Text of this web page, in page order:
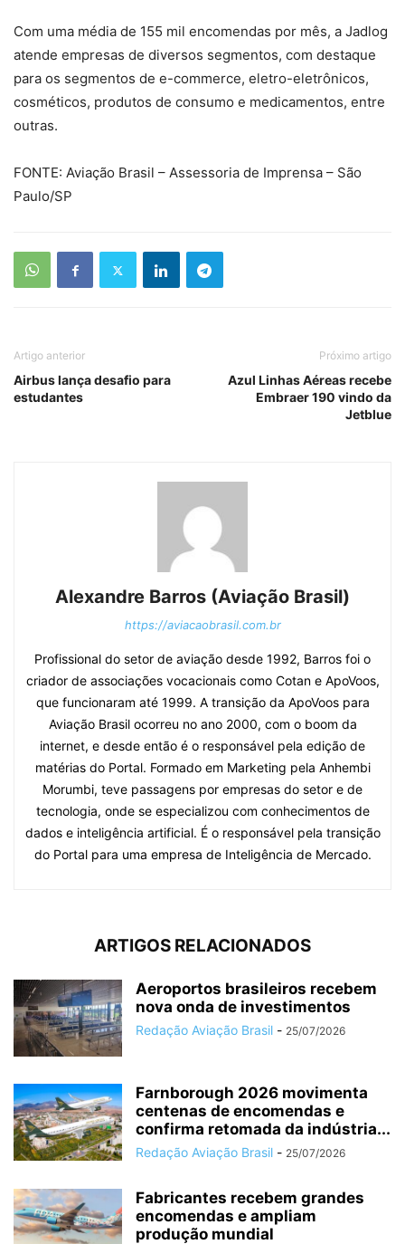
Com uma média de 155 mil encomendas por mês, a Jadlog
atende empresas de diversos segmentos, com destaque
para os segmentos de e-commerce, eletro-eletrônicos,
cosméticos, produtos de consumo e medicamentos, entre
outras.
FONTE: Aviação Brasil – Assessoria de Imprensa – São
Paulo/SP
Artigo anterior
Airbus lança desafio para
estudantes
Próximo artigo
Azul Linhas Aéreas recebe
Embraer 190 vindo da
Jetblue
Alexandre Barros (Aviação Brasil)
https://aviacaobrasil.com.br
Profissional do setor de aviação desde 1992, Barros foi o
criador de associações vocacionais como Cotan e ApoVoos,
que funcionaram até 1999. A transição da ApoVoos para
Aviação Brasil ocorreu no ano 2000, com o boom da
internet, e desde então é o responsável pela edição de
matérias do Portal. Formado em Marketing pela Anhembi
Morumbi, teve passagens por empresas do setor e de
tecnologia, onde se especializou com conhecimentos de
dados e inteligência artificial. É o responsável pela transição
do Portal para uma empresa de Inteligência de Mercado.
ARTIGOS RELACIONADOS
Aeroportos brasileiros recebem
nova onda de investimentos
Redação Aviação Brasil - 25/07/2026
Farnborough 2026 movimenta
centenas de encomendas e
confirma retomada da indústria...
Redação Aviação Brasil - 25/07/2026
Fabricantes recebem grandes
encomendas e ampliam
produção mundial